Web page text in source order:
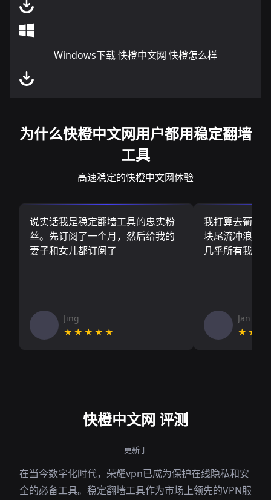
Windows下载 快橙中文网 快橙怎么样
为什么快橙中文网用户都用稳定翻墙
工具
高速稳定的快橙中文网体验
说实话我是稳定翻墙工具的忠实粉
丝。先订阅了一个月，然后给我的
妻子和女儿都订阅了
Jing
★★★★★
我打算去葡萄
块尾流冲浪板
几乎所有我需
Jan V
快橙中文网 评测
更新于
在当今数字化时代，荣耀vpn已成为保护在线隐私和安
全的必备工具。稳定翻墙工具作为市场上领先的VPN服